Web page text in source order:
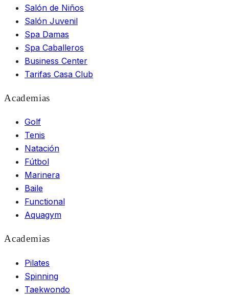
Salón de Niños
Salón Juvenil
Spa Damas
Spa Caballeros
Business Center
Tarifas Casa Club
Academias
Golf
Tenis
Natación
Fútbol
Marinera
Baile
Functional
Aquagym
Academias
Pilates
Spinning
Taekwondo